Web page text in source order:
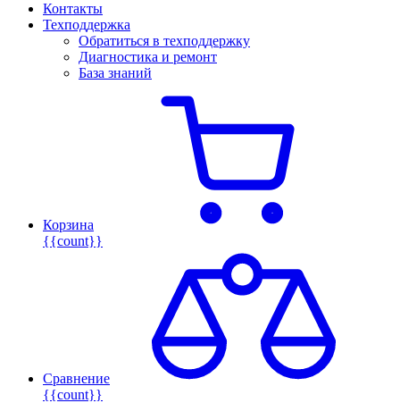
Контакты
Техподдержка
Обратиться в техподдержку
Диагностика и ремонт
База знаний
Корзина
{{count}}
Сравнение
{{count}}